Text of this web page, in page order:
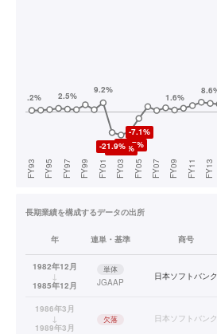
長期業績を構成するデータの出所
年 連単・基準 商号
1982年12月
↓
1985年12月
単体
JGAAP
日本ソフトバンク
1986年3月
↓
1989年3月
欠落 日本ソフトバンク